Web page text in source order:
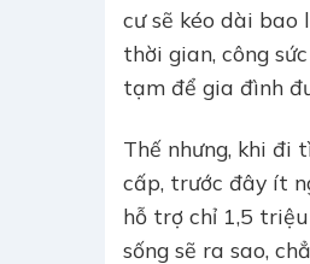
cư sẽ kéo dài bao
thời gian, công
tạm để gia đình
Thế nhưng, khi đi
cấp, trước đây ít
hỗ trợ chỉ 1,5
sống sẽ ra sao,